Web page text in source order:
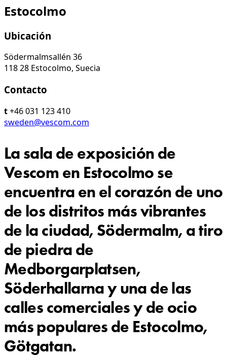
Estocolmo
Ubicación
Södermalmsallén 36
118 28 Estocolmo, Suecia
Contacto
t+46 031 123 410
sweden@vescom.com
La sala de exposición de
Vescom en Estocolmo se
encuentra en el corazón de uno
de los distritos más vibrantes
de la ciudad, Södermalm, a tiro
de piedra de
Medborgarplatsen,
Söderhallarna y una de las
calles comerciales y de ocio
más populares de Estocolmo,
Götgatan.